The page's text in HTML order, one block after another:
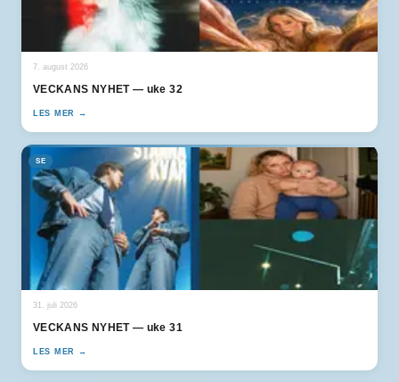
7. august 2026
VECKANS NYHET — uke 32
LES MER →
SE
31. juli 2026
VECKANS NYHET — uke 31
LES MER →